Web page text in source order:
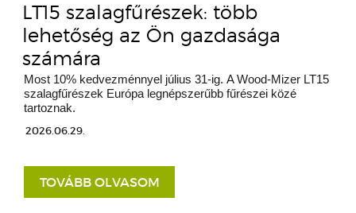
LT15 szalagfűrészek: több
lehetőség az Ön gazdasága
számára
Most 10% kedvezménnyel július 31-ig. A Wood-Mizer LT15
szalagfűrészek Európa legnépszerűbb fűrészei közé
tartoznak.
2026.06.29.
TOVÁBB OLVASOM